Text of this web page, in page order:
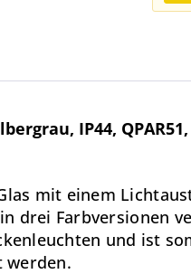
IP44, QPAR51,
mit einem
drei Farbversionen
und ist
werden.